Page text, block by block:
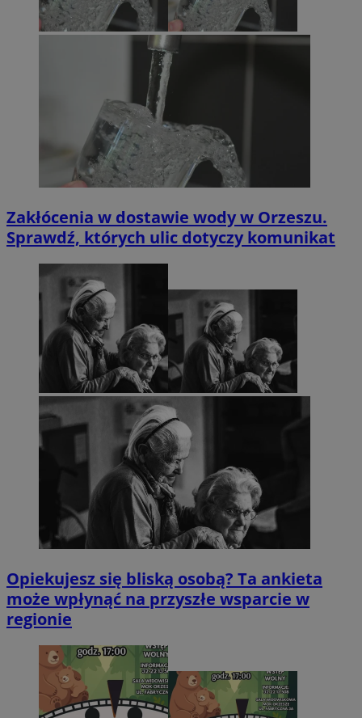
Zakłócenia w dostawie wody w Orzeszu.
Sprawdź, których ulic dotyczy komunikat
Opiekujesz się bliską osobą? Ta ankieta
może wpłynąć na przyszłe wsparcie w
regionie